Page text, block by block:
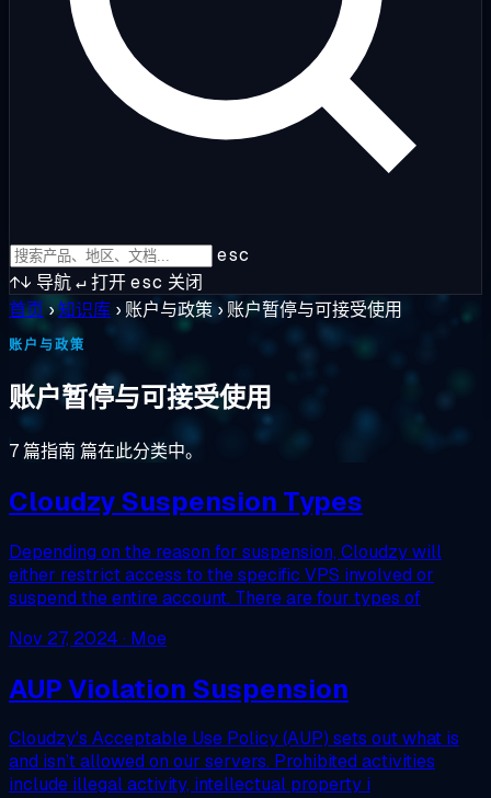
esc
↑↓ 导航↵打开esc 关闭
首页 ›知识库 › 账户与政策 › 账户暂停与可接受使用
账户与政策
账户暂停与可接受使用
7 篇指南 篇在此分类中。
Cloudzy Suspension Types
Depending on the reason for suspension, Cloudzy will
either restrict access to the specific VPS involved or
suspend the entire account. There are four types of
Nov 27, 2024 · Moe
AUP Violation Suspension
Cloudzy's Acceptable Use Policy (AUP) sets out what is
and isn’t allowed on our servers. Prohibited activities
include illegal activity, intellectual property i